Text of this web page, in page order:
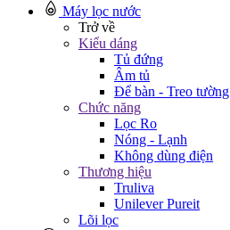
Máy lọc nước
Trở về
Kiểu dáng
Tủ đứng
Âm tủ
Để bàn - Treo tường
Chức năng
Lọc Ro
Nóng - Lạnh
Không dùng điện
Thương hiệu
Truliva
Unilever Pureit
Lõi lọc